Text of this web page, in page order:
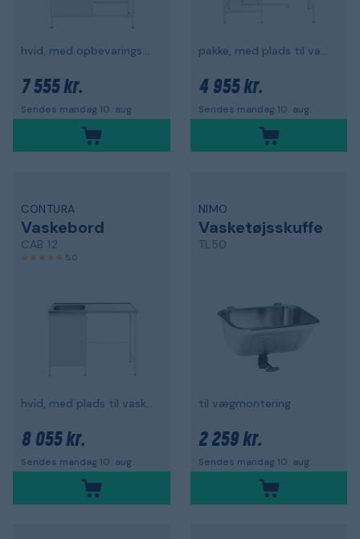
hvid, med opbevaringsskab og 3 trådbakker
7 555 kr.
Sendes mandag 10. aug.
pakke, med plads til vaskemaskine
4 955 kr.
Sendes mandag 10. aug.
CONTURA
Vaskebord
CAB 12
5,0
hvid, med plads til vaskemaskine
8 055 kr.
Sendes mandag 10. aug.
NIMO
Vasketøjsskuffe
TL50
til vægmontering
2 259 kr.
Sendes mandag 10. aug.